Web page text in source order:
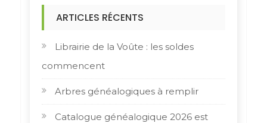
ARTICLES RÉCENTS
Librairie de la Voûte : les soldes
commencent
Arbres généalogiques à remplir
Catalogue généalogique 2026 est